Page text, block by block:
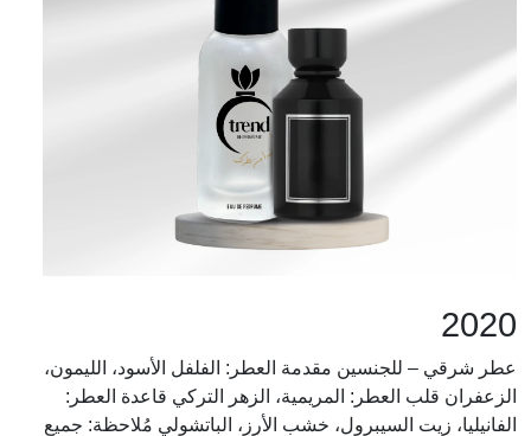
2020
عطر شرقي – للجنسين مقدمة العطر: الفلفل الأسود، الليمون،
الزعفران قلب العطر: المريمية، الزهر التركي قاعدة العطر:
الفانيليا، زيت السيبرول، خشب الأرز، الباتشولي مُلاحظة: جميع